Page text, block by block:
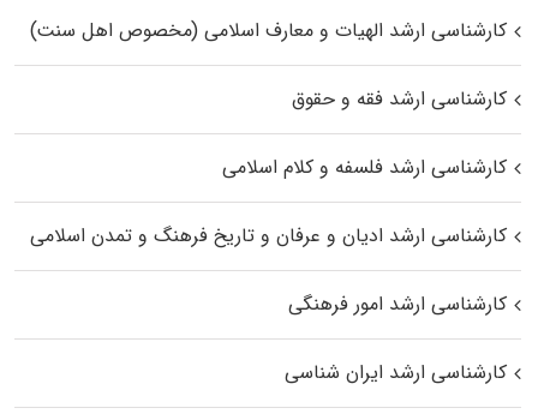
کارشناسی ارشد الهیات و معارف اسلامی (مخصوص اهل سنت)
کارشناسی ارشد فقه و حقوق
کارشناسی ارشد فلسفه و کلام اسلامی
کارشناسی ارشد ادیان و عرفان و تاریخ فرهنگ و تمدن اسلامی
کارشناسی ارشد امور فرهنگی
کارشناسی ارشد ایران شناسی